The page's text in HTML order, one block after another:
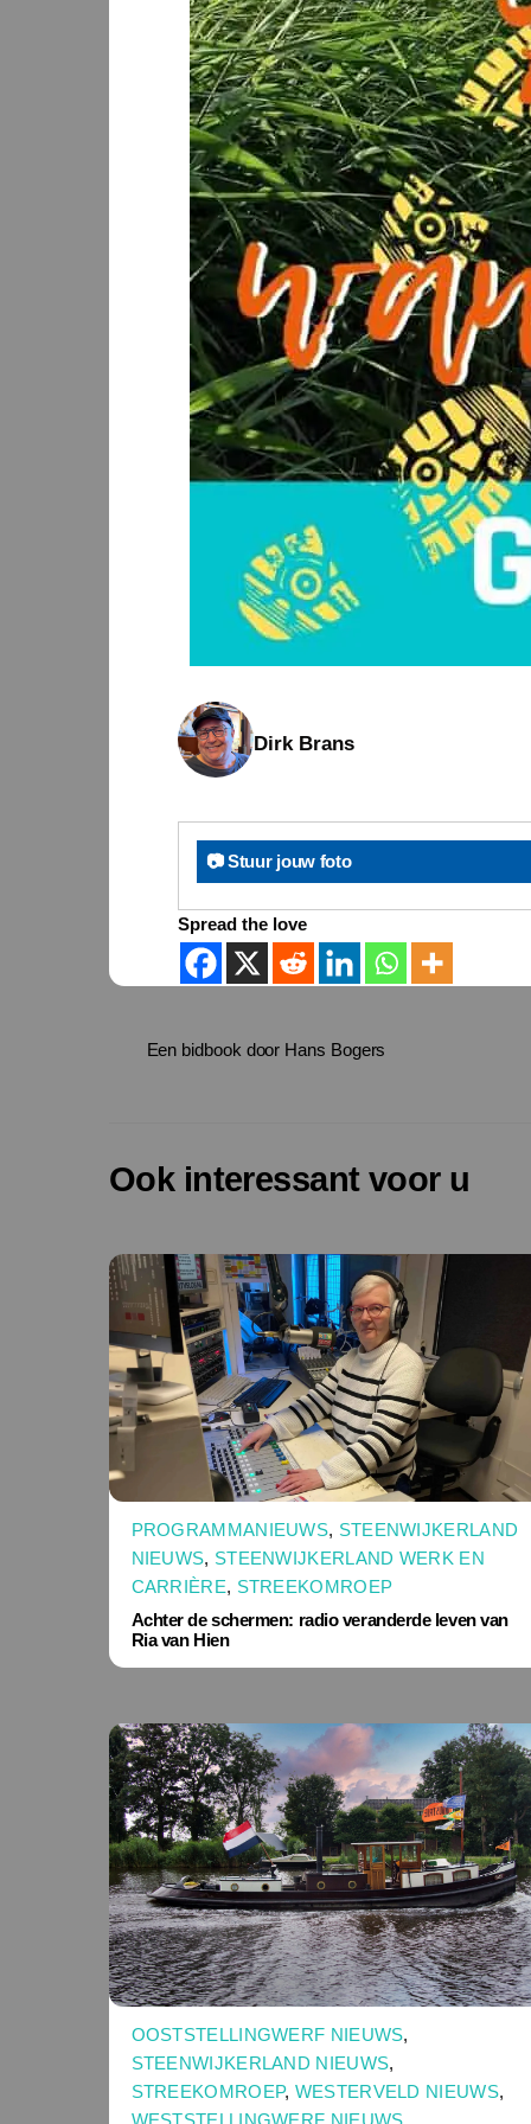
Dirk Brans
📷 Stuur jouw foto
Spread the love
Een bidbook door Hans Bogers
Ook interessant voor u
PROGRAMMANIEUWS, STEENWIJKERLAND
NIEUWS, STEENWIJKERLAND WERK EN
CARRIÈRE, STREEKOMROEP
Achter de schermen: radio veranderde leven van
Ria van Hien
OOSTSTELLINGWERF NIEUWS,
STEENWIJKERLAND NIEUWS,
STREEKOMROEP, WESTERVELD NIEUWS,